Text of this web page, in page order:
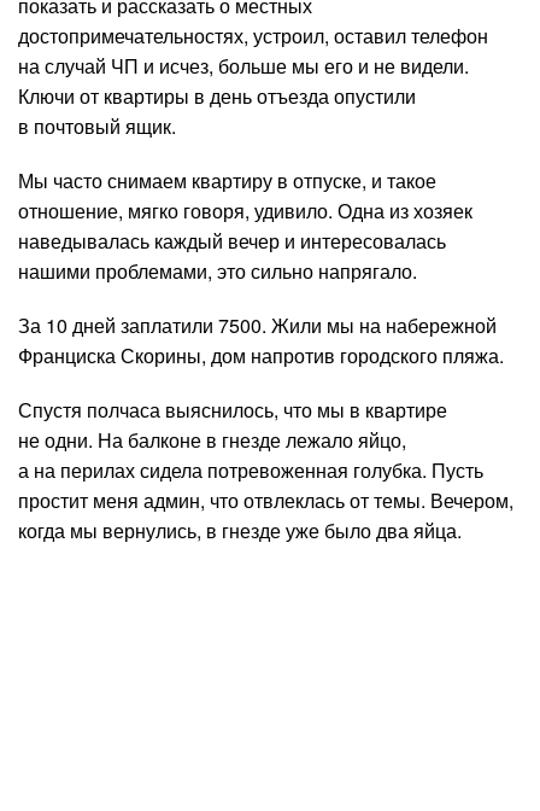
показать и рассказать о местных
достопримечательностях, устроил, оставил телефон
на случай ЧП и исчез, больше мы его и не видели.
Ключи от квартиры в день отъезда опустили
в почтовый ящик.
Мы часто снимаем квартиру в отпуске, и такое
отношение, мягко говоря, удивило. Одна из хозяек
наведывалась каждый вечер и интересовалась
нашими проблемами, это сильно напрягало.
За 10 дней заплатили 7500. Жили мы на набережной
Франциска Скорины, дом напротив городского пляжа.
Спустя полчаса выяснилось, что мы в квартире
не одни. На балконе в гнезде лежало яйцо,
а на перилах сидела потревоженная голубка. Пусть
простит меня админ, что отвлеклась от темы. Вечером,
когда мы вернулись, в гнезде уже было два яйца.